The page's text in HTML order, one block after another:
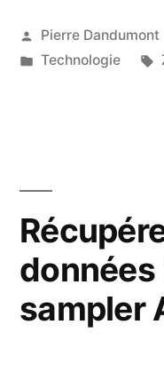
Publié
par
Pierre Dandumont
Publié
Technologie
données
sampler